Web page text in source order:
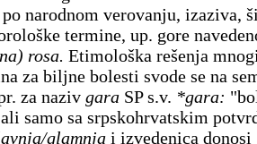
narodnom verovanju, izaziva,
termine, up. gore
rosa. Etimološka rešenja
za biljne bolesti svode se na
za naziv gara SP s.v. *gara:
samo sa srpskohrvatskim
glamnja i izvedenica donosi